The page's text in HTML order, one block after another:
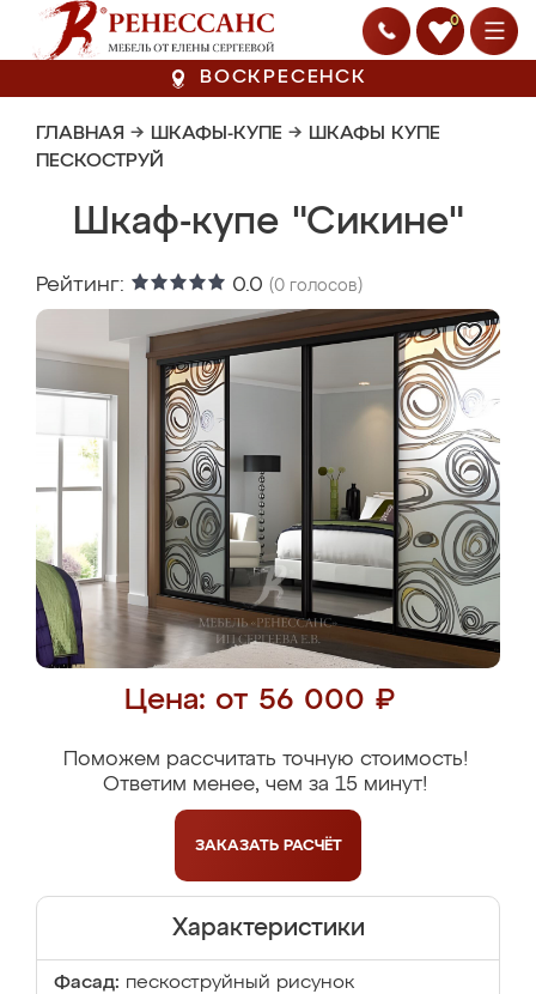
0
ВОСКРЕСЕНСК
ГЛАВНАЯ → ШКАФЫ-КУПЕ → ШКАФЫ КУПЕ
ПЕСКОСТРУЙ
Шкаф-купе "Сикине"
Рейтинг: 0.0 (0 голосов)
Цена: от 56 000 ₽
Поможем рассчитать точную стоимость!
Ответим менее, чем за 15 минут!
ЗАКАЗАТЬ РАСЧЁТ
Характеристики
Фасад: пескоструйный рисунок